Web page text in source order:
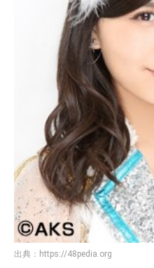
出典： https://48pedia.org